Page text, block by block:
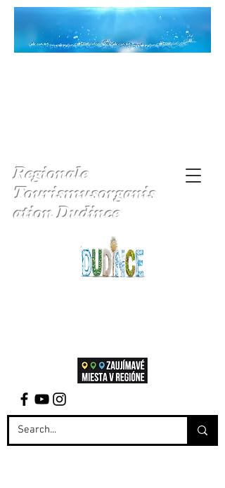
Regionale
Tourismusorganis
ation Dudince